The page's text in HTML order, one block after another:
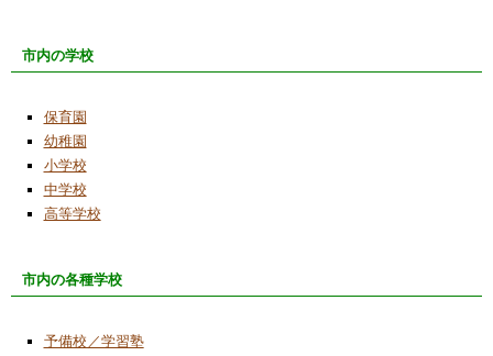
市内の学校
保育園
幼稚園
小学校
中学校
高等学校
市内の各種学校
予備校／学習塾